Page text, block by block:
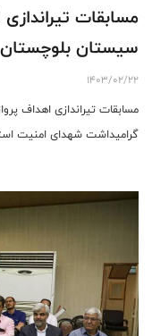
مسابقات
سیستان بلوچستان
1403/02/22
مسابقات تیراندازی اهداف
گرامیداشت شهدای امنیت